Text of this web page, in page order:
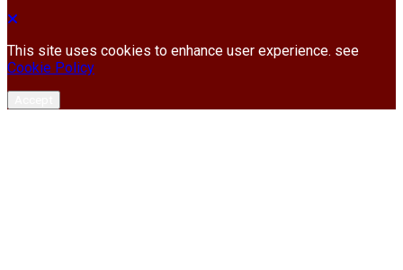
This site uses cookies to enhance user experience. see
Cookie Policy